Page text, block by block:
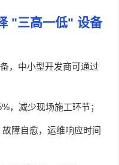
"三高一低" 设备
，中小型开发商可通过
，减少现场施工环节；
故障自愈，运维响应时间